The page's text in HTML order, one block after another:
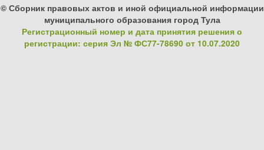
© Сборник правовых актов и иной официальной информации
муниципального образования город Тула
Регистрационный номер и дата принятия решения о
регистрации: серия Эл № ФС77-78690 от 10.07.2020